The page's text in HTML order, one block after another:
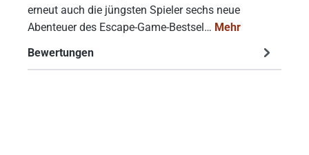
erneut auch die jüngsten Spieler sechs neue
Abenteuer des Escape-Game-Bestsel… Mehr
Bewertungen